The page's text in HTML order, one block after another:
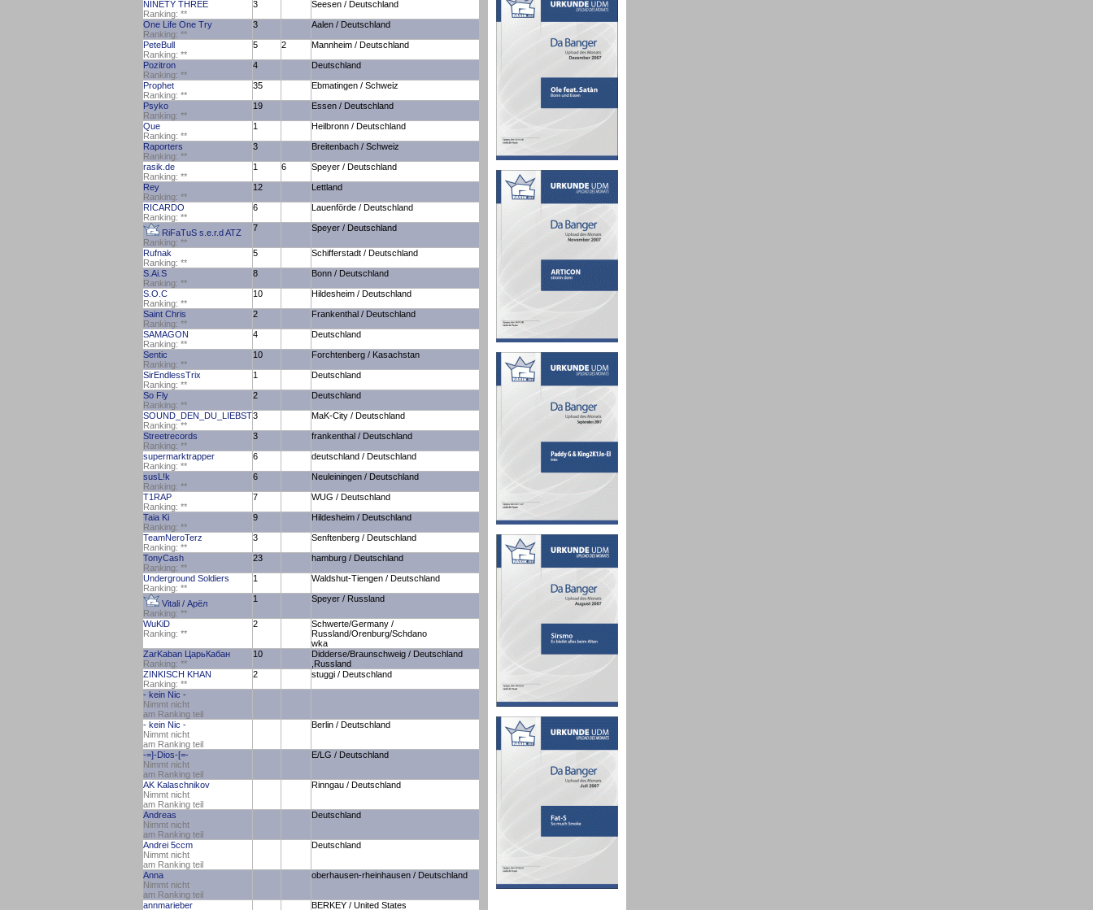
NINETY THREE
Ranking: **
3 Seesen / Deutschland
One Life One Try
Ranking: **
3 Aalen / Deutschland
PeteBull
Ranking: **
5 2 Mannheim / Deutschland
Pozitron
Ranking: **
4 Deutschland
Prophet
Ranking: **
35 Ebmatingen / Schweiz
Psyko
Ranking: **
19 Essen / Deutschland
Que
Ranking: **
1 Heilbronn / Deutschland
Raporters
Ranking: **
3 Breitenbach / Schweiz
rasik.de
Ranking: **
1 6 Speyer / Deutschland
Rey
Ranking: **
12 Lettland
RICARDO
Ranking: **
6 Lauenförde / Deutschland
RiFaTuS s.e.r.d ATZ
Ranking: **
7 Speyer / Deutschland
Rufnak
Ranking: **
5 Schifferstadt / Deutschland
S.Ai.S
Ranking: **
8 Bonn / Deutschland
S.O.C
Ranking: **
10 Hildesheim / Deutschland
Saint Chris
Ranking: **
2 Frankenthal / Deutschland
SAMAGON
Ranking: **
4 Deutschland
Sentic
Ranking: **
10 Forchtenberg / Kasachstan
SirEndlessTrix
Ranking: **
1 Deutschland
So Fly
Ranking: **
2 Deutschland
SOUND_DEN_DU_LIEBST
Ranking: **
3 MaK-City / Deutschland
Streetrecords
Ranking: **
3 frankenthal / Deutschland
supermarktrapper
Ranking: **
6 deutschland / Deutschland
susL!k
Ranking: **
6 Neuleiningen / Deutschland
T1RAP
Ranking: **
7 WUG / Deutschland
Taia Ki
Ranking: **
9 Hildesheim / Deutschland
TeamNeroTerz
Ranking: **
3 Senftenberg / Deutschland
TonyCash
Ranking: **
23 hamburg / Deutschland
Underground Soldiers
Ranking: **
1 Waldshut-Tiengen / Deutschland
Vitali / Арёл
Ranking: **
1 Speyer / Russland
WuKiD
Ranking: **
2
Schwerte/Germany /
Russland/Orenburg/Schdano
wka
ZarKaban ЦарьКабан
Ranking: **
10
Didderse/Braunschweig / Deutschland
,Russland
ZINKISCH KHAN
Ranking: **
2 stuggi / Deutschland
- kein Nic -
Nimmt nicht
am Ranking teil
- kein Nic -
Nimmt nicht
am Ranking teil
Berlin / Deutschland
-=]-Dios-[=-
Nimmt nicht
am Ranking teil
E/LG / Deutschland
AK Kalaschnikov
Nimmt nicht
am Ranking teil
Rinngau / Deutschland
Andreas
Nimmt nicht
am Ranking teil
Deutschland
Andrei 5ccm
Nimmt nicht
am Ranking teil
Deutschland
Anna
Nimmt nicht
am Ranking teil
oberhausen-rheinhausen / Deutschland
annmarieber BERKEY / United States